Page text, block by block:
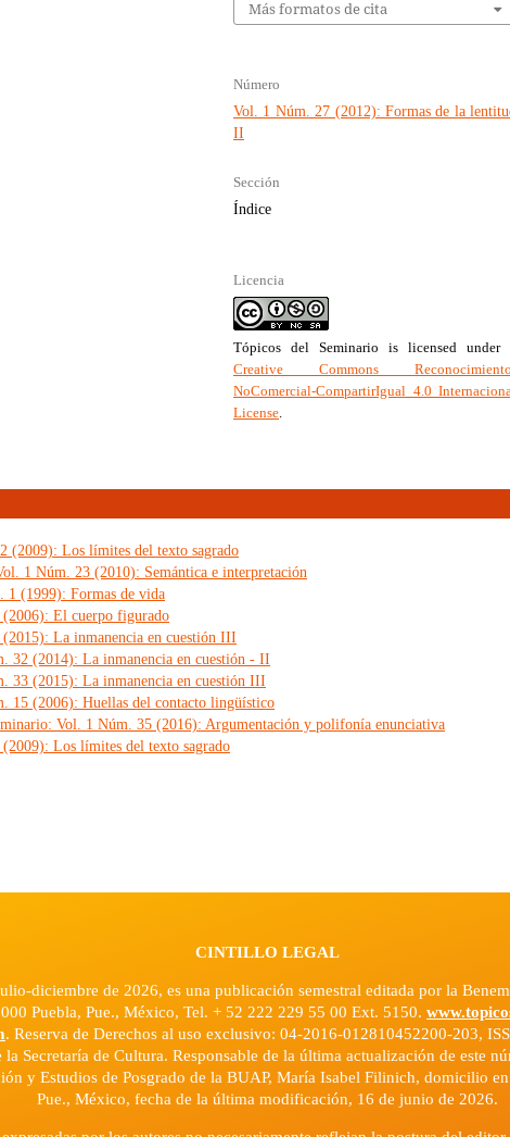
Más formatos de cita
Número
Vol. 1 Núm. 27 (2012): Formas de la
II
Sección
Índice
Licencia
Tópicos del Seminario is licensed under
Creative Commons
NoComercial-CompartirIgual 4.0
License.
(2009): Los límites del texto sagrado
1 Núm. 23 (2010): Semántica e interpretación
1 (1999): Formas de vida
El cuerpo figurado
La inmanencia en cuestión III
32 (2014): La inmanencia en cuestión - II
33 (2015): La inmanencia en cuestión III
15 (2006): Huellas del contacto lingüístico
Vol. 1 Núm. 35 (2016): Argumentación y polifonía enunciativa
Los límites del texto sagrado
CINTILLO LEGAL
diciembre de 2026, es una publicación semestral editada por la
Puebla, Pue., México, Tel. + 52 222 229 55 00 Ext. 5150.
. Reserva de Derechos al uso exclusivo: 04-2016-012810452200-203,
Secretaría de Cultura. Responsable de la última actualización de este
y Estudios de Posgrado de la BUAP, María Isabel Filinich, domicilio
Pue., México, fecha de la última modificación, 16 de junio de 2026.